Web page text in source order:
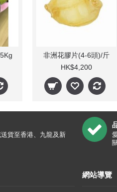
非洲花膠片(4-6頭)/斤
HK$4,200
貨至香港、九龍及新
網站導覽